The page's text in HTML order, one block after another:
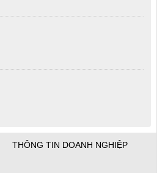
THÔNG TIN DOANH NGHIỆP